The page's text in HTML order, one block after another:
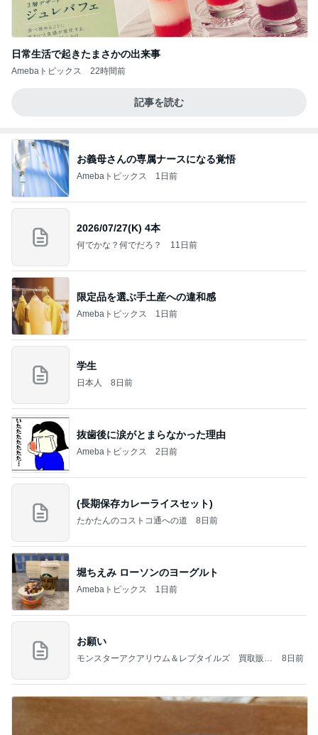
日常生活で起きたまさかの出来事
Amebaトピックス 22時間前
記事を読む
お義母さんの専属ナースになる覚悟
Amebaトピックス 1日前
2026/07/27(K) 4本
何でかな？何でだろ？ 11日前
限定品を選ぶ手土産への違和感
Amebaトピックス 1日前
学生
日本人 8日前
抜歯後に涙がとまらなかった理由
Amebaトピックス 2日前
(長期保存カレーライスセット)
たかたんのコストコ通への道 8日前
堀ちえみ ローソンのヨーグルト
Amebaトピックス 1日前
お願い
モンスターアクアリウム＆レプタイルズ 買取販売
8日前